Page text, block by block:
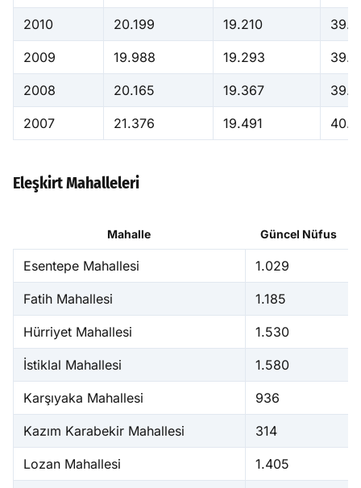
2010 20.199 19.210
2009 19.988 19.293
2008 20.165 19.367
2007 21.376 19.491
Eleşkirt Mahalleleri
Mahalle Güncel Nüfus
Esentepe Mahallesi 1.029
Fatih Mahallesi 1.185
Hürriyet Mahallesi 1.530
İstiklal Mahallesi 1.580
Karşıyaka Mahallesi 936
Kazım Karabekir Mahallesi 314
Lozan Mahallesi 1.405